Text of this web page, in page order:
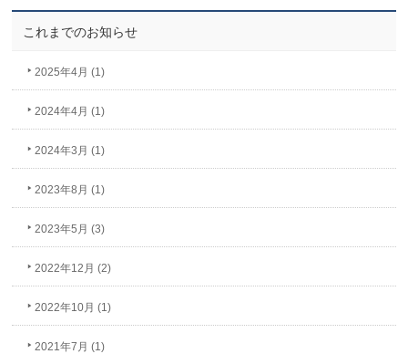
これまでのお知らせ
2025年4月 (1)
2024年4月 (1)
2024年3月 (1)
2023年8月 (1)
2023年5月 (3)
2022年12月 (2)
2022年10月 (1)
2021年7月 (1)